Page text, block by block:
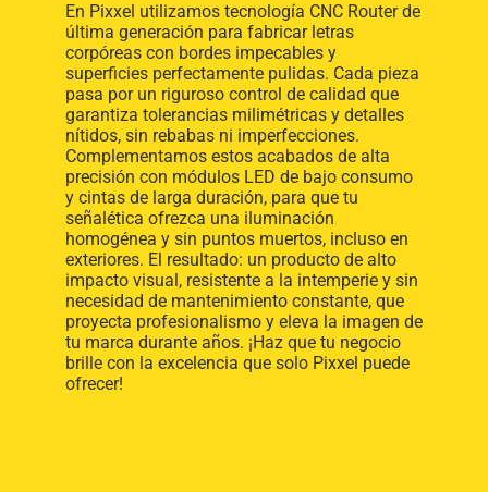
En Pixxel utilizamos tecnología CNC Router de
última generación para fabricar letras
corpóreas con bordes impecables y
superficies perfectamente pulidas. Cada pieza
pasa por un riguroso control de calidad que
garantiza tolerancias milimétricas y detalles
nítidos, sin rebabas ni imperfecciones.
Complementamos estos acabados de alta
precisión con módulos LED de bajo consumo
y cintas de larga duración, para que tu
señalética ofrezca una iluminación
homogénea y sin puntos muertos, incluso en
exteriores. El resultado: un producto de alto
impacto visual, resistente a la intemperie y sin
necesidad de mantenimiento constante, que
proyecta profesionalismo y eleva la imagen de
tu marca durante años. ¡Haz que tu negocio
brille con la excelencia que solo Pixxel puede
ofrecer!